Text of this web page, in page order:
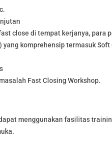
close di tempat kerjanya, para
yang komprehensip termasuk
Fast Closing Workshop.
menggunakan fasilitas